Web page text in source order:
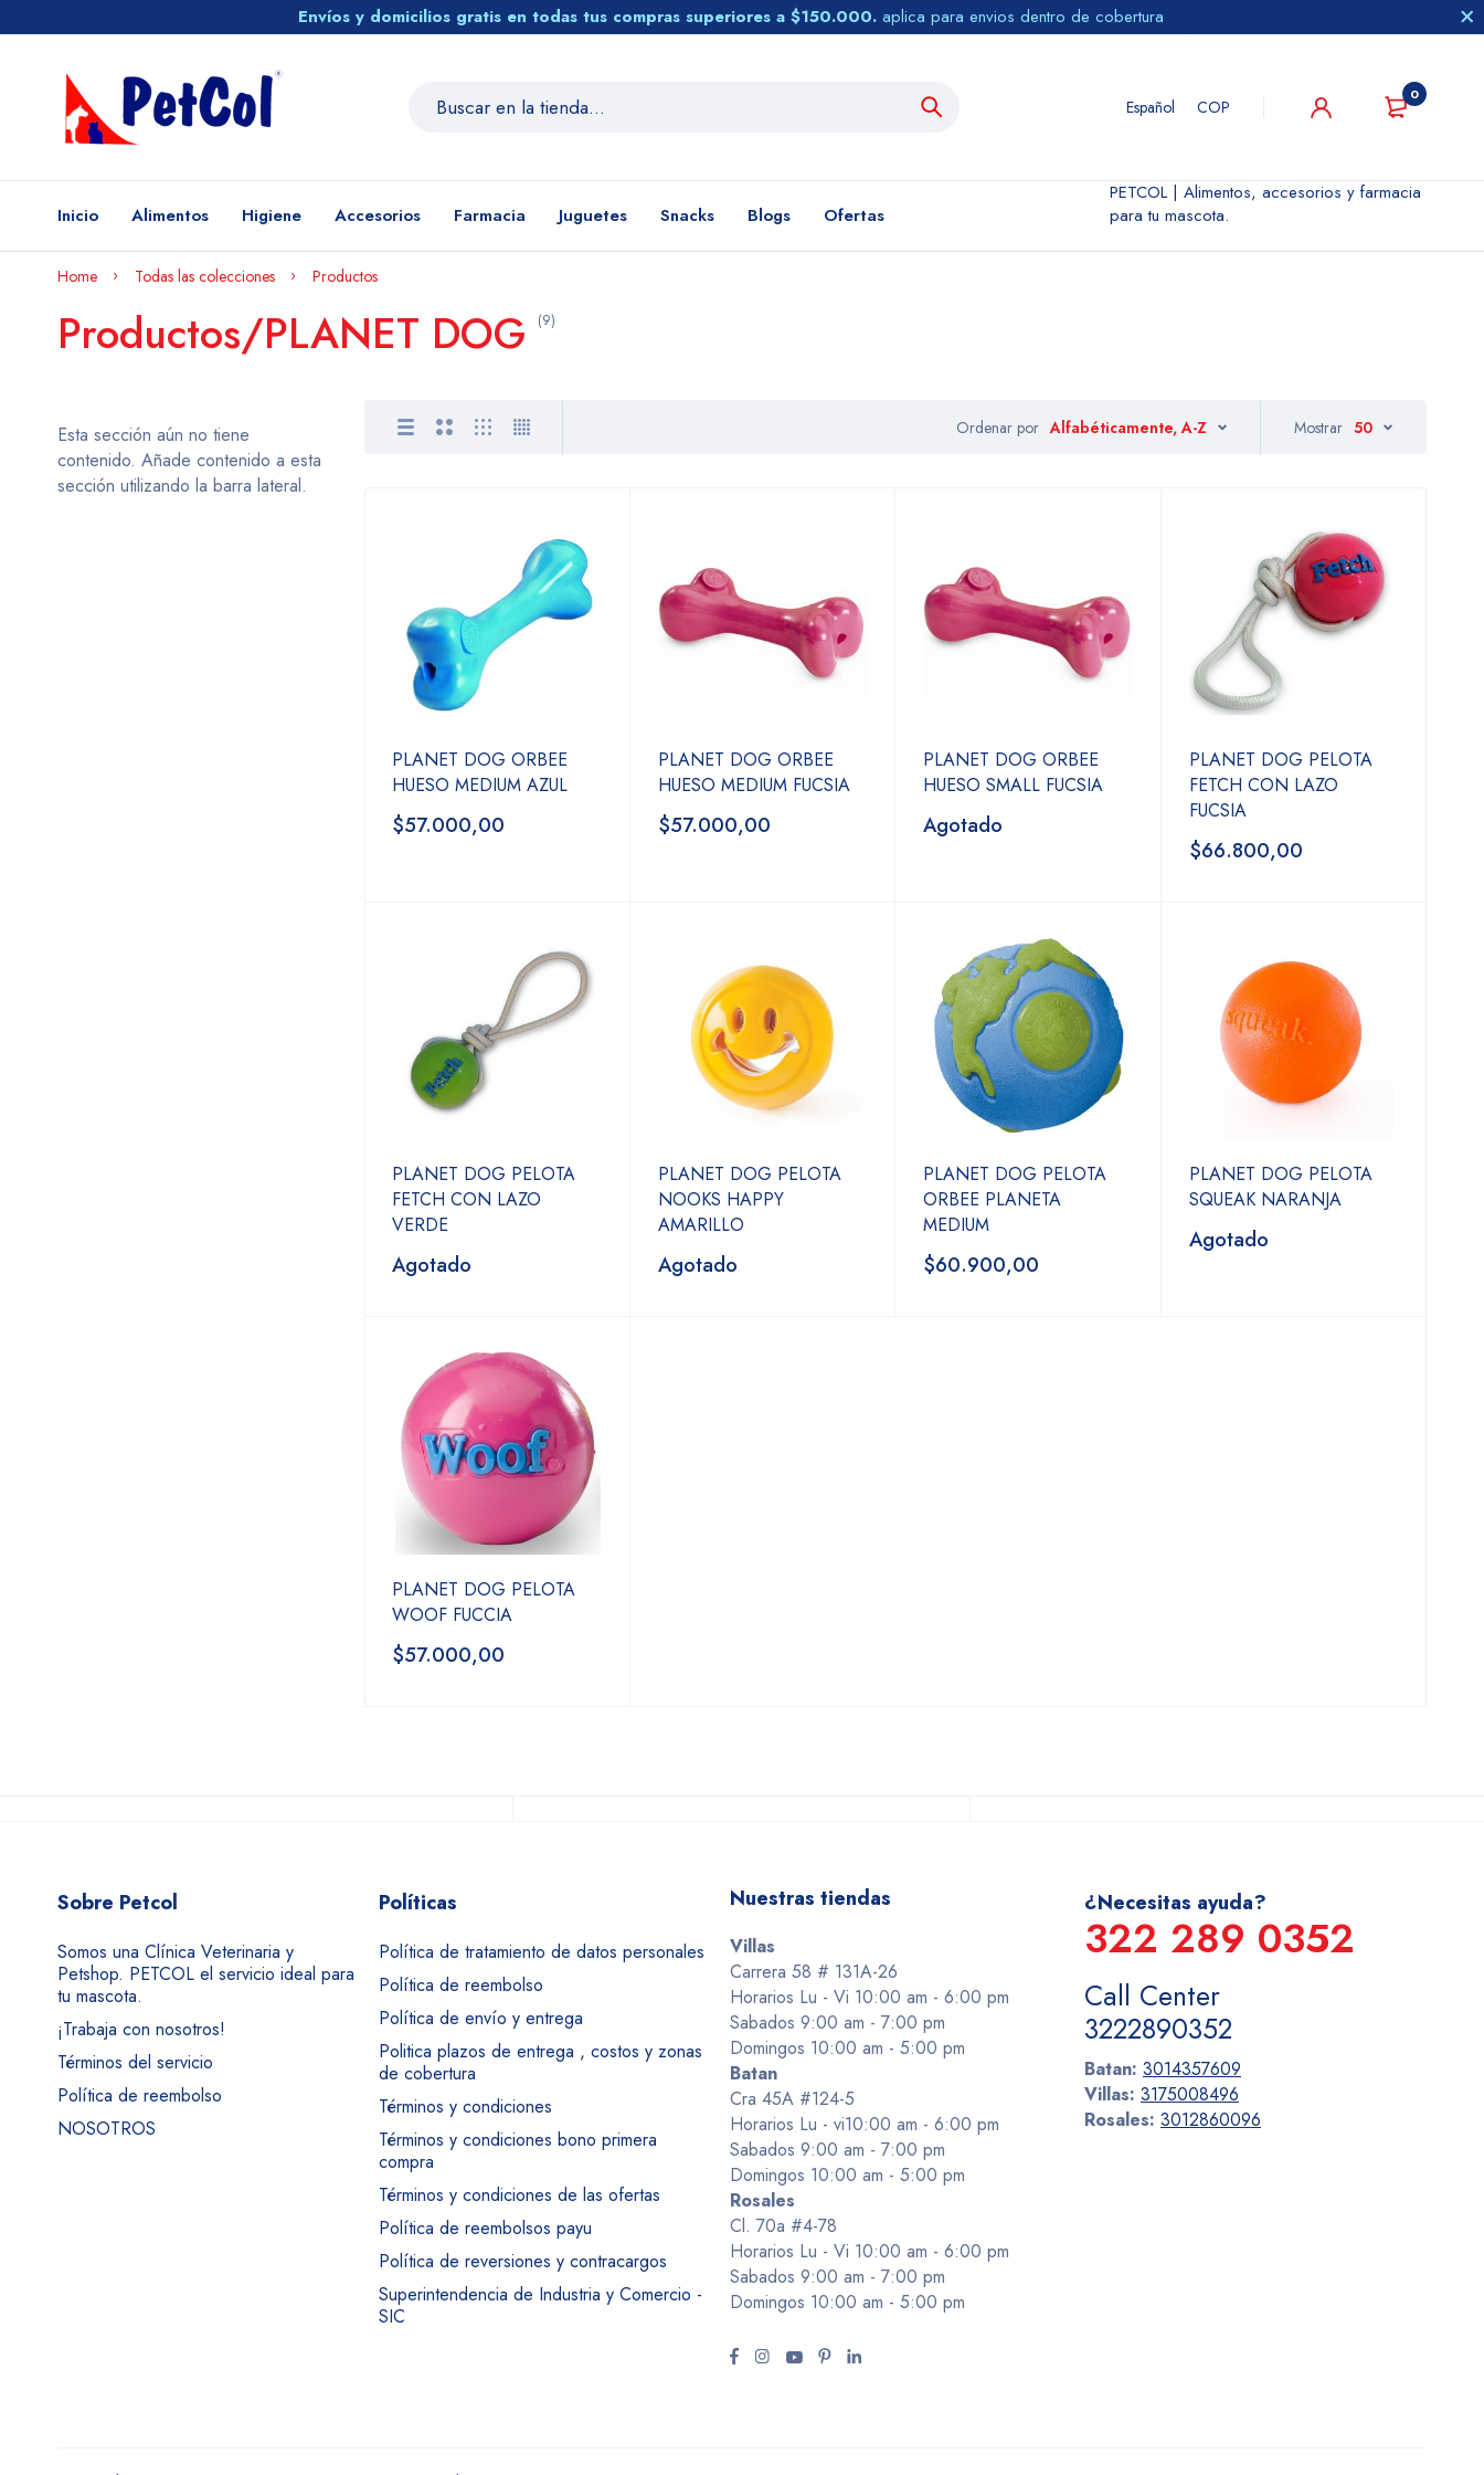
Envíos y domicilios gratis en todas tus compras superiores a $150.000. aplica para envios dentro de cobertura
Español COP
0
Inicio Alimentos Higiene Accesorios Farmacia Juguetes Snacks Blogs Ofertas
PETCOL | Alimentos, accesorios y farmacia
para tu mascota.
Home Todas las colecciones Productos
Productos/PLANET DOG (9)
Esta sección aún no tiene
contenido. Añade contenido a esta
sección utilizando la barra lateral.
Ordenar por Alfabéticamente, A-Z Mostrar 50
PLANET DOG ORBEE
HUESO MEDIUM AZUL
$57.000,00
PLANET DOG ORBEE
HUESO MEDIUM FUCSIA
$57.000,00
PLANET DOG ORBEE
HUESO SMALL FUCSIA
Agotado
PLANET DOG PELOTA
FETCH CON LAZO
FUCSIA
$66.800,00
PLANET DOG PELOTA
FETCH CON LAZO
VERDE
Agotado
PLANET DOG PELOTA
NOOKS HAPPY
AMARILLO
Agotado
PLANET DOG PELOTA
ORBEE PLANETA
MEDIUM
$60.900,00
PLANET DOG PELOTA
SQUEAK NARANJA
Agotado
PLANET DOG PELOTA
WOOF FUCCIA
$57.000,00
Sobre Petcol
Somos una Clínica Veterinaria y
Petshop. PETCOL el servicio ideal para
tu mascota.
¡Trabaja con nosotros!
Términos del servicio
Política de reembolso
NOSOTROS
Políticas
Política de tratamiento de datos personales
Política de reembolso
Política de envío y entrega
Politica plazos de entrega , costos y zonas
de cobertura
Términos y condiciones
Términos y condiciones bono primera
compra
Términos y condiciones de las ofertas
Política de reembolsos payu
Política de reversiones y contracargos
Superintendencia de Industria y Comercio -
SIC
Nuestras tiendas
Villas
Carrera 58 # 131A-26
Horarios Lu - Vi 10:00 am - 6:00 pm
Sabados 9:00 am - 7:00 pm
Domingos 10:00 am - 5:00 pm
Batan
Cra 45A #124-5
Horarios Lu - vi10:00 am - 6:00 pm
Sabados 9:00 am - 7:00 pm
Domingos 10:00 am - 5:00 pm
Rosales
Cl. 70a #4-78
Horarios Lu - Vi 10:00 am - 6:00 pm
Sabados 9:00 am - 7:00 pm
Domingos 10:00 am - 5:00 pm
¿Necesitas ayuda?
322 289 0352
Call Center
3222890352
Batan: 3014357609
Villas: 3175008496
Rosales: 3012860096